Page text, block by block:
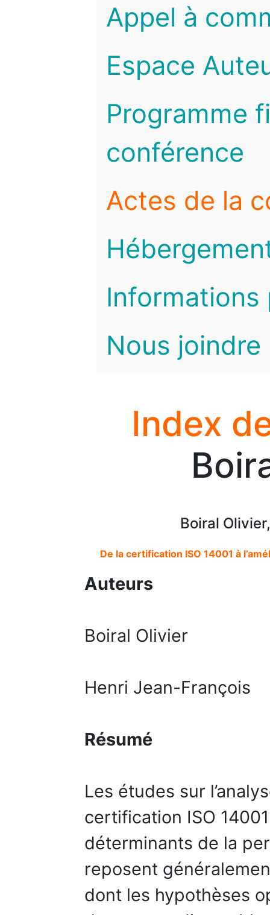
Appel à
Espace
Programme
conférence
Actes de la
Informations
Nous joindre
Index
Boiral
De la certification ISO 14001 à
Auteurs
Boiral Olivier
Henri Jean-François
Résumé
Les études sur
certification ISO
déterminants de la
reposent
dont les hypothèses